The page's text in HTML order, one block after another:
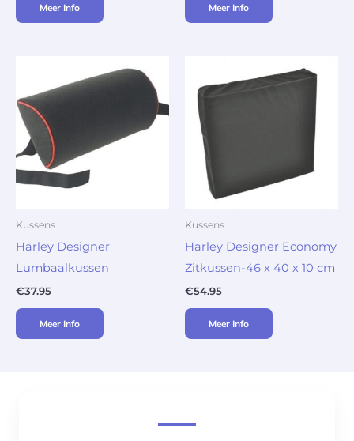
Meer Info Meer Info
Kussens
Harley Designer
Lumbaalkussen
€37.95
Meer Info
Kussens
Harley Designer Economy
Zitkussen-46 x 40 x 10 cm
€54.95
Meer Info